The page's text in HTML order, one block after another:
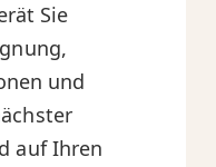
Sie
und
auf Ihren